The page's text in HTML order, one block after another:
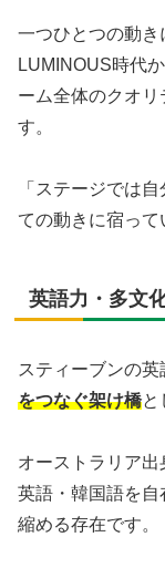
一つひとつの動き
LUMINOUS時代
ーム全体のクオリ
す。
「ステージでは
ての動きに宿って
英語力・多文
スティーブンの英
をつなぐ架け橋と
オーストラリア
英語・韓国語を自
縮める存在です。